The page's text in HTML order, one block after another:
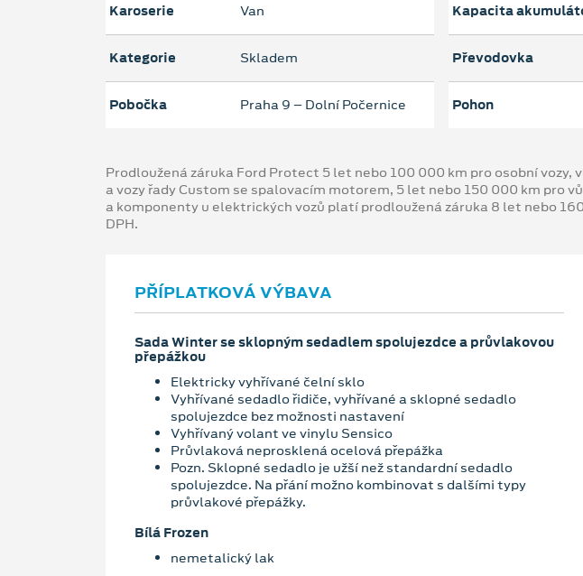
Karoserie Van
Kategorie Skladem
Pobočka Praha 9 – Dolní Počernice
Kapacita
Převodovka
Pohon
Prodloužená záruka Ford Protect 5 let nebo 100 000 km pro osobní
a vozy řady Custom se spalovacím motorem, 5 let nebo 150 000 km pro
a komponenty u elektrických vozů platí prodloužená záruka 8 let nebo
DPH.
PŘÍPLATKOVÁ VÝBAVA
Sada Winter se sklopným sedadlem spolujezdce a průvlakovou
přepážkou
Elektricky vyhřívané čelní sklo
Vyhřívané sedadlo řidiče, vyhřívané a sklopné sedadlo
spolujezdce bez možnosti nastavení
Vyhřívaný volant ve vinylu Sensico
Průvlaková neprosklená ocelová přepážka
Pozn. Sklopné sedadlo je užší než standardní sedadlo
spolujezdce. Na přání možno kombinovat s dalšími typy
průvlakové přepážky.
Bílá Frozen
nemetalický lak